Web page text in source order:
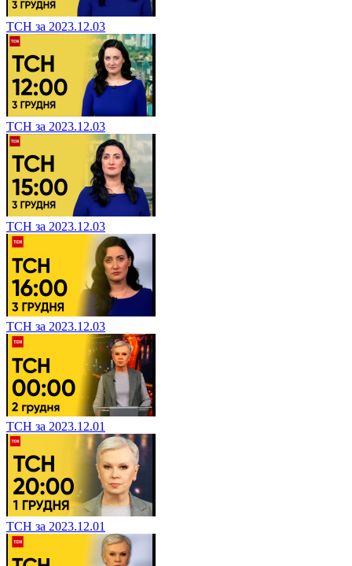
ТСН за 2023.12.03
ТСН за 2023.12.03
ТСН за 2023.12.03
ТСН за 2023.12.03
ТСН за 2023.12.01
ТСН за 2023.12.01